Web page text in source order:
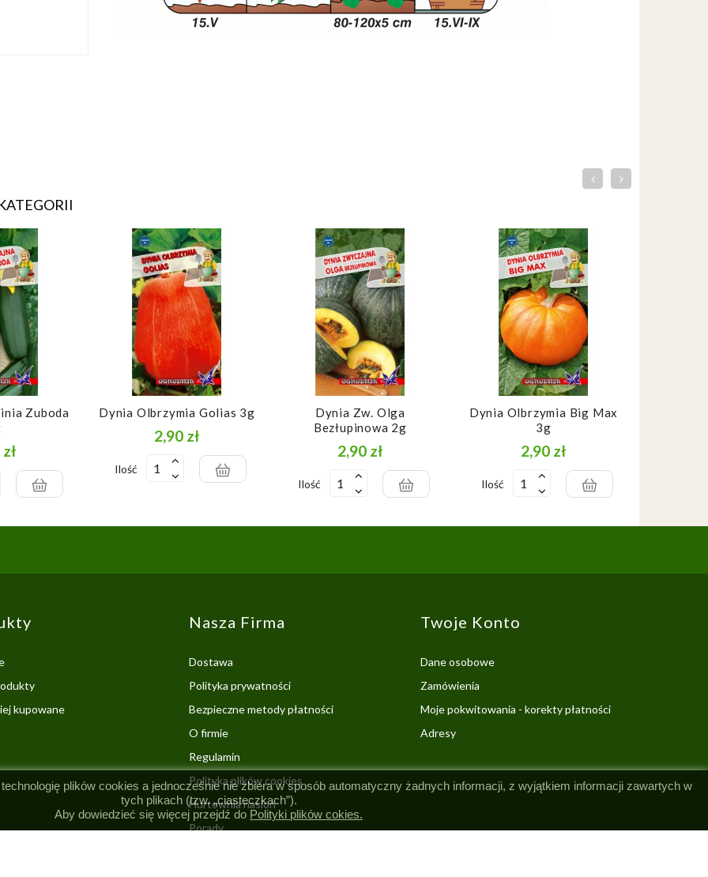
Zuboda
Dynia Olbrzymia Golias 3g
2,90 zł
Ilość
Dynia Zw. Olga
Bezłupinowa 2g
2,90 zł
Ilość
Dynia Olbrzymia Big Max
3g
2,90 zł
Ilość
kupowane
Nasza Firma
Dostawa
Polityka prywatności
Bezpieczne metody płatności
O firmie
Regulamin
Polityka plików cookies
Hurtownia nasion
Porady
Twoje Konto
Dane osobowe
Zamówienia
Moje pokwitowania - korekty płatności
Adresy
plików cookies a jednocześnie nie zbiera w sposób automatyczny żadnych informacji, z wyjątkiem informacji zawartych w
tych plikach (tzw. „ciasteczkach”).
Aby dowiedzieć się więcej przejdź do Polityki plików cokies.